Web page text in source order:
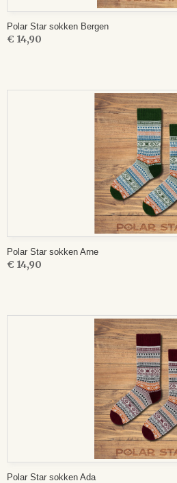
Polar Star sokken Bergen
€ 14,90
Polar Star sokken Arne
€ 14,90
Polar Star sokken Ada